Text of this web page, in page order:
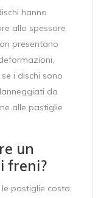
hanno
allo spessore
presentano
i dischi sono
da
alle pastiglie
un
freni?
pastiglie costa